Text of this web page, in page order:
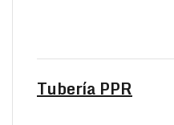
Tubería PPR